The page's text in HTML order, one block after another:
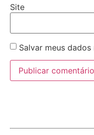
Site
Salvar meus